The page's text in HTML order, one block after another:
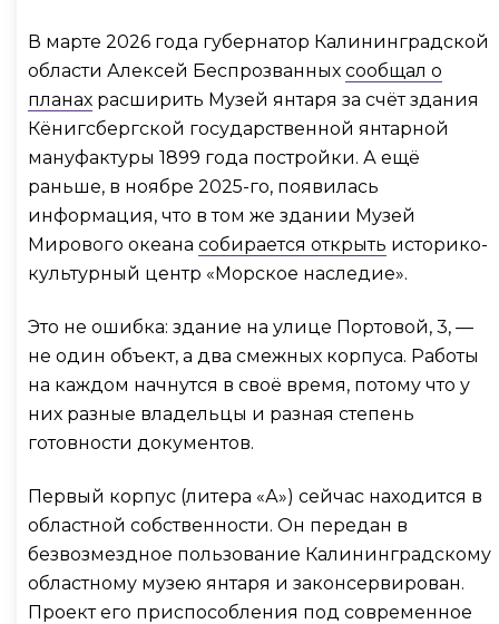
В марте 2026 года губернатор Калининградской
области Алексей Беспрозванных сообщал о
планах расширить Музей янтаря за счёт здания
Кёнигсбергской государственной янтарной
мануфактуры 1899 года постройки. А ещё
раньше, в ноябре 2025-го, появилась
информация, что в том же здании Музей
Мирового океана собирается открыть историко-
культурный центр «Морское наследие».
Это не ошибка: здание на улице Портовой, 3, —
не один объект, а два смежных корпуса. Работы
на каждом начнутся в своё время, потому что у
них разные владельцы и разная степень
готовности документов.
Первый корпус (литера «А») сейчас находится в
областной собственности. Он передан в
безвозмездное пользование Калининградскому
областному музею янтаря и законсервирован.
Проект его приспособления под современное